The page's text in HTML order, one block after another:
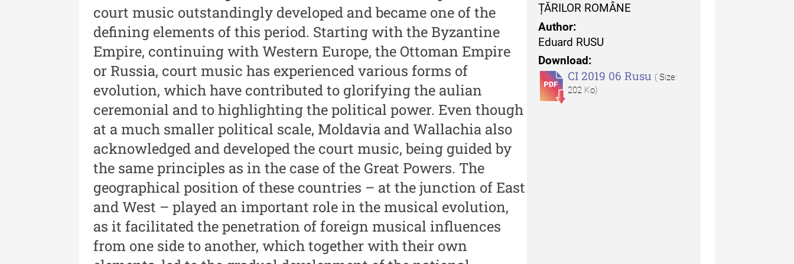
Revista "Cercetări istorice" -
XLII - 2023
Indexul Complet
Buletinul ”Ioan Neculce” al
Muzeului de Istorie a
Moldovei - XXIII / 2017
Buletinul ”Ioan Neculce” al
Muzeului de Istorie a
Moldovei - XXII / 2016
Indexul Complet
al Moldovei - XXI / 2021
Anuarul Muzeului Etnografic
al Moldovei - XX / 2020
Indexul Complet
Buletinul Muzeului Științei și
Tehnicii ”Ștefan Procopiu”
Buletinul Muzeului Științei
și Tehnicii ”Ștefan Procopiu”
- An XV / Nr. 15 / 2021
Buletinul Centrului de Cercetare și
Conservare-Restaurare a
Patrimoniului
Buletinul Centrului de
Cercetare și Conservare-
Restaurare a Patrimoniului -
culturală
court music outstandingly developed and became one of the
defining elements of this period. Starting with the Byzantine
Empire, continuing with Western Europe, the Ottoman Empire
or Russia, court music has experienced various forms of
evolution, which have contributed to glorifying the aulian
ceremonial and to highlighting the political power. Even though
at a much smaller political scale, Moldavia and Wallachia also
acknowledged and developed the court music, being guided by
the same principles as in the case of the Great Powers. The
geographical position of these countries – at the junction of East
and West – played an important role in the musical evolution,
as it facilitated the penetration of foreign musical influences
from one side to another, which together with their own
ȚĂRILOR ROMÂNE
Author:
Eduard RUSU
Download:
CI 2019 06 Rusu ( Size:
202 Ko)